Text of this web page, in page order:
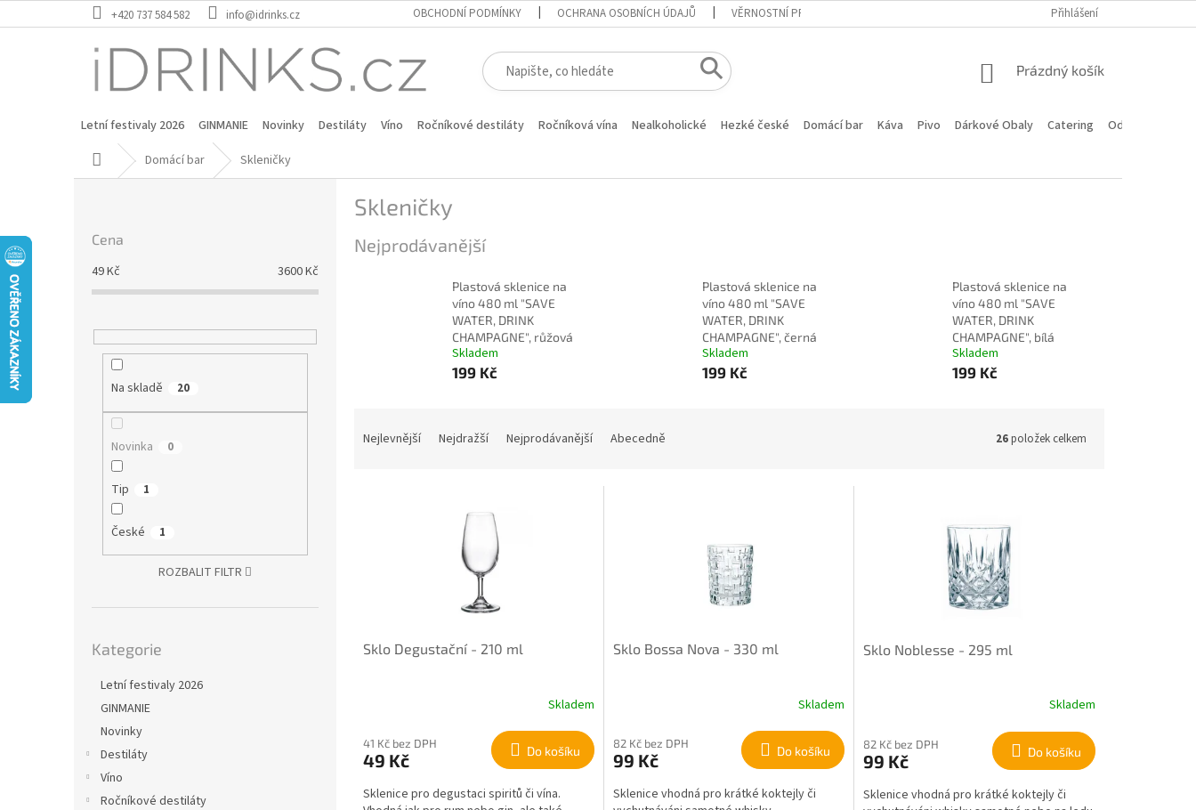
na
+420 737 584 582 info@idrinks.cz OBCHODNÍ PODMÍNKY OCHRANA OSOBNÍCH ÚDAJŮ VĚRNOSTNÍ PROGRAM HODNOCENÍ OBCHODU
Přihlášení
NÁKUPNÍ
Prázdný košík
Letní festivaly 2026 GINMANIE Novinky Destiláty Víno Ročníkové destiláty Ročníková vína Nealkoholické Hezké české Domácí bar Káva Pivo Dárkové Obaly Catering
Odstoupení od
Domů Domácí bar Skleničky
Cena
49Kč 3600Kč
Na skladě 20
Novinka 0
Tip 1
České 1
ROZBALIT FILTR
kategorie
Kategorie
Letní festivaly 2026
GINMANIE
Novinky
Destiláty
Víno
Ročníkové destiláty
Skleničky
Nejprodávanější
Plastová sklenice na
víno 480 ml "SAVE
WATER, DRINK
CHAMPAGNE", růžová
Skladem
199 Kč
Plastová sklenice na
víno 480 ml "SAVE
WATER, DRINK
CHAMPAGNE", černá
Skladem
199 Kč
Plastová sklenice na
víno 480 ml "SAVE
WATER, DRINK
CHAMPAGNE", bílá
Skladem
199 Kč
Nejlevnější Nejdražší Nejprodávanější Abecedně 26položek celkem
Sklo Degustační - 210 ml
Skladem
41 Kč bez DPH
49 Kč Do košíku
Sklenice pro degustaci spiritů či vína.
Sklo Bossa Nova - 330 ml
Skladem
82 Kč bez DPH
99 Kč Do košíku
Sklenice vhodná pro krátké koktejly či
Sklo Noblesse - 295 ml
Skladem
82 Kč bez DPH
99 Kč Do košíku
Sklenice vhodná pro krátké koktejly či